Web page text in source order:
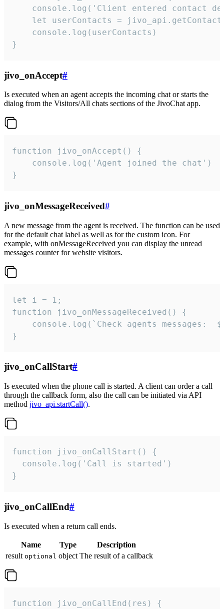
console.log('Client entered contact
let userContacts =
    console.log(userContacts)
}
jivo_onAccept#
Is executed when an agent accepts the incoming chat or starts the
dialog from the Visitors/All chats sections of the JivoChat app.
function jivo_onAccept() {
}
jivo_onMessageReceived#
A new message from the agent is received. The function can be used
for the default chat label as well as for the custom icon. For
example, with onMessageReceived you can display the unread
messages counter for website visitors.
let i = 1;
function jivo_onMessageReceived() {
}
jivo_onCallStart#
Is executed when the phone call is started. A client can order a call
through the callback form, also the call can be initiated via API
method jivo_api.startCall().
function jivo_onCallStart() {
  console.log('Call is started')
}
jivo_onCallEnd#
Is executed when a return call ends.
Name Type
Description
result optional object The result of a callback
function jivo_onCallEnd(res) {